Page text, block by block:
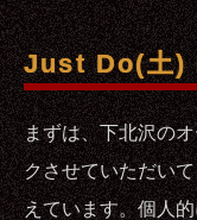
Just Do(土)
まずは、下北沢の
クさせていただい
えています。個人